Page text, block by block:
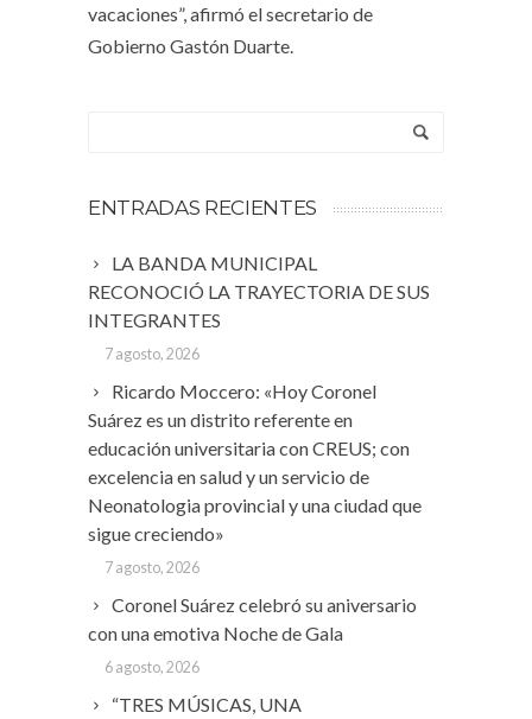
vacaciones”, afirmó el secretario de
Gobierno Gastón Duarte.
ENTRADAS RECIENTES
LA BANDA MUNICIPAL
RECONOCIÓ LA TRAYECTORIA DE SUS
INTEGRANTES
7 agosto, 2026
Ricardo Moccero: «Hoy Coronel
Suárez es un distrito referente en
educación universitaria con CREUS; con
excelencia en salud y un servicio de
Neonatologia provincial y una ciudad que
sigue creciendo»
7 agosto, 2026
Coronel Suárez celebró su aniversario
con una emotiva Noche de Gala
6 agosto, 2026
“TRES MÚSICAS, UNA